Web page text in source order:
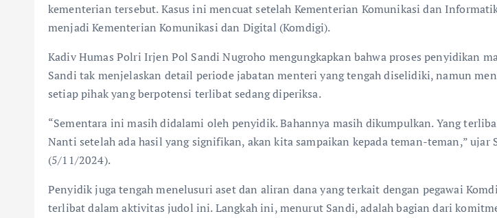
kementerian tersebut. Kasus ini mencuat setelah Kementerian Komunikasi dan
menjadi Kementerian Komunikasi dan Digital (Komdigi).
Kadiv Humas Polri Irjen Pol Sandi Nugroho mengungkapkan bahwa proses penyidikan
Sandi tak menjelaskan detail periode jabatan menteri yang tengah diselidiki, namun
setiap pihak yang berpotensi terlibat sedang diperiksa.
“Sementara ini masih didalami oleh penyidik. Bahannya masih dikumpulkan. Yang
Nanti setelah ada hasil yang signifikan, akan kita sampaikan kepada teman-teman,” ujar
(5/11/2024).
Penyidik juga tengah menelusuri aset dan aliran dana yang terkait dengan pegawai
terlibat dalam aktivitas judol ini. Langkah ini, menurut Sandi, adalah bagian dari